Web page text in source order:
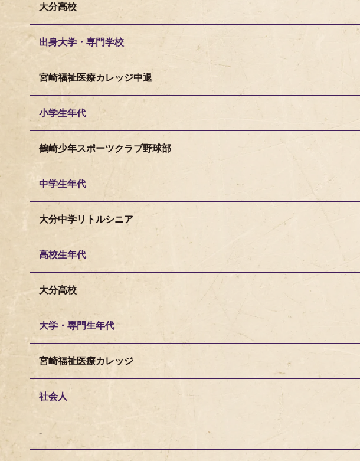
大分高校
出身大学・専門学校
宮崎福祉医療カレッジ中退
小学生年代
鶴崎少年スポーツクラブ野球部
中学生年代
大分中学リトルシニア
高校生年代
大分高校
大学・専門生年代
宮崎福祉医療カレッジ
社会人
-